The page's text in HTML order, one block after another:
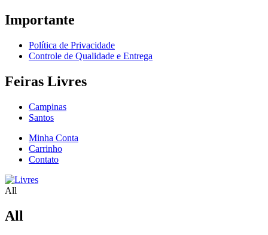
Importante
Política de Privacidade
Controle de Qualidade e Entrega
Feiras Livres
Campinas
Santos
Minha Conta
Carrinho
Contato
All
All